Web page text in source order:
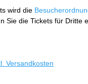
wird die
Sie die Tickets für Dritte
Versandkosten